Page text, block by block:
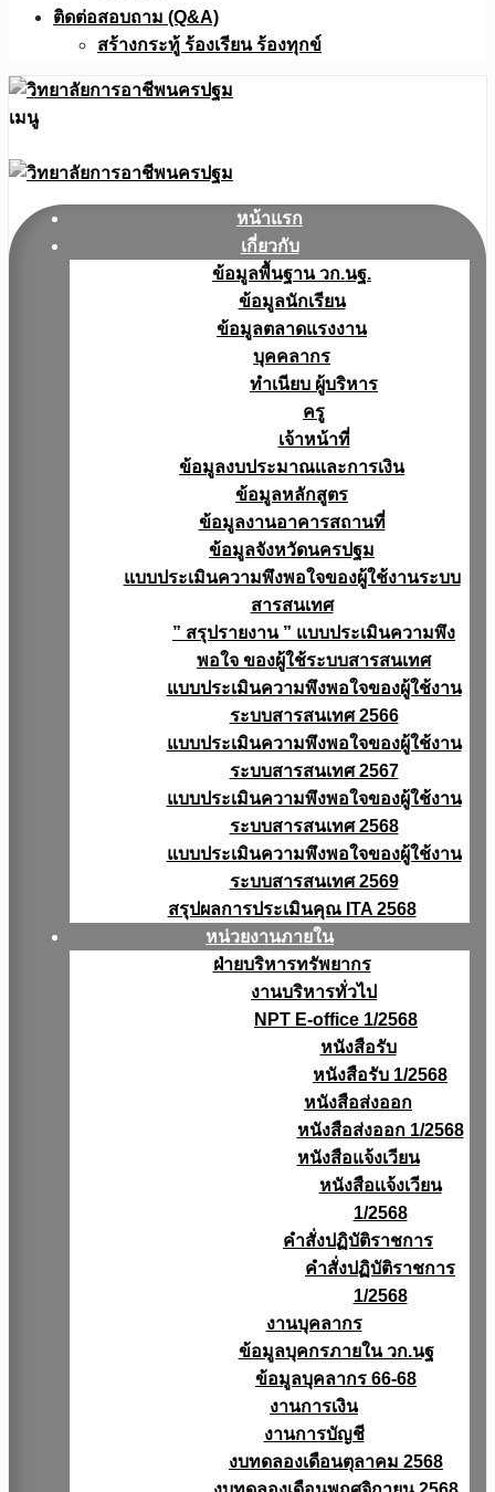
ติดต่อสอบถาม (Q&A)
สร้างกระทู้ ร้องเรียน ร้องทุกข์
เมนู
หน้าแรก
เกี่ยวกับ
ข้อมูลพื้นฐาน วก.นฐ.
ข้อมูลนักเรียน
ข้อมูลตลาดแรงงาน
บุคคลากร
ทำเนียบ ผู้บริหาร
ครู
เจ้าหน้าที่
ข้อมูลงบประมาณเเละการเงิน
ข้อมูลหลักสูตร
ข้อมูลงานอาคารสถานที่
ข้อมูลจังหวัดนครปฐม
แบบประเมินความพึงพอใจของผู้ใช้งานระบบ
สารสนเทศ
” สรุปรายงาน ” แบบประเมินความพึง
พอใจ ของผู้ใช้ระบบสารสนเทศ
แบบประเมินความพึงพอใจของผู้ใช้งาน
ระบบสารสนเทศ 2566
แบบประเมินความพึงพอใจของผู้ใช้งาน
ระบบสารสนเทศ 2567
แบบประเมินความพึงพอใจของผู้ใช้งาน
ระบบสารสนเทศ 2568
แบบประเมินความพึงพอใจของผู้ใช้งาน
ระบบสารสนเทศ 2569
สรุปผลการประเมินคุณ ITA 2568
หน่วยงานภายใน
ฝ่ายบริหารทรัพยากร
งานบริหารทั่วไป
NPT E-office 1/2568
หนังสือรับ
หนังสือรับ 1/2568
หนังสือส่งออก
หนังสือส่งออก 1/2568
หนังสือแจ้งเวียน
หนังสือเเจ้งเวียน
1/2568
คำสั่งปฏิบัติราชการ
คำสั่งปฏิบัติราชการ
1/2568
งานบุคลากร
ข้อมูลบุคกรภายใน วก.นฐ
ข้อมูลบุคลากร 66-68
งานการเงิน
งานการบัญชี
งบทดลองเดือนตุลาคม 2568